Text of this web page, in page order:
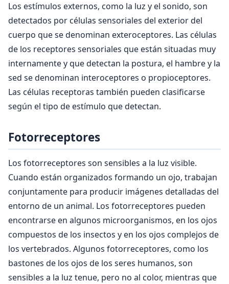
Los estímulos externos, como la luz y el sonido, son
detectados por células sensoriales del exterior del
cuerpo que se denominan exteroceptores. Las células
de los receptores sensoriales que están situadas muy
internamente y que detectan la postura, el hambre y la
sed se denominan interoceptores o propioceptores.
Las células receptoras también pueden clasificarse
según el tipo de estímulo que detectan.
Fotorreceptores
Los fotorreceptores son sensibles a la luz visible.
Cuando están organizados formando un ojo, trabajan
conjuntamente para producir imágenes detalladas del
entorno de un animal. Los fotorreceptores pueden
encontrarse en algunos microorganismos, en los ojos
compuestos de los insectos y en los ojos complejos de
los vertebrados. Algunos fotorreceptores, como los
bastones de los ojos de los seres humanos, son
sensibles a la luz tenue, pero no al color, mientras que